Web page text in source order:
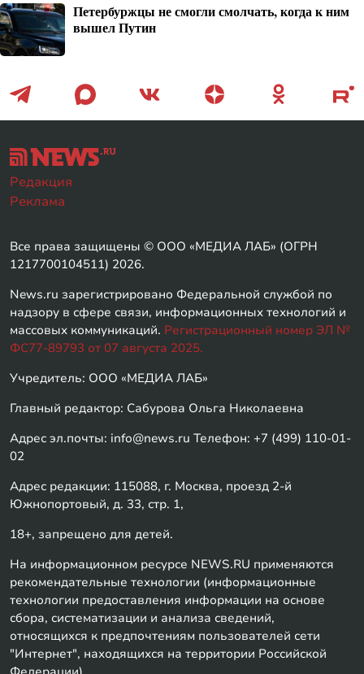
Петербуржцы не смогли смолчать, когда к ним
вышел Путин
Редакция
Реклама
Все права защищены © ООО «МЕДИА ЛАБ» (ОГРН
1217700104511) 2026.
News.ru зарегистрировано Федеральной службой по
надзору в сфере связи, информационных технологий и
массовых коммуникаций. Регистрационный номер ЭЛ №
ФС77-89793 от 07 августа 2025.
Учредитель: ООО «МЕДИА ЛАБ»
Главный редактор: Сабурова Ольга Николаевна
Адрес эл.почты: info@news.ru Телефон: +7 (499) 110-01-
02
Адрес редакции: 115088, г. Москва, проезд 2-й
Южнопортовый, д. 33, стр. 1,
18+, запрещено для детей.
На информационном ресурсе NEWS.RU применяются
рекомендательные технологии (информационные
технологии предоставления информации на основе
сбора, систематизации и анализа сведений,
относящихся к предпочтениям пользователей сети
"Интернет", находящихся на территории Российской